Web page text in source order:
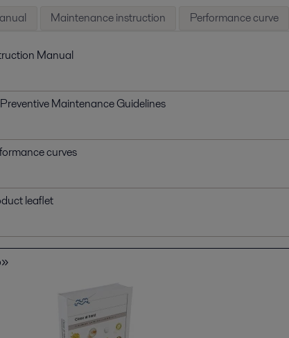
Maintenance instruction Performance curve
Manual
Maintenance Guidelines
curves
leaflet